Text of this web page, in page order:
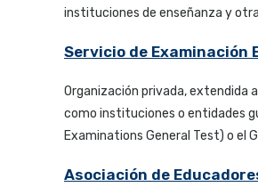
instituciones de enseñanza y
Servicio de Examinación
Organización privada, extendida
como instituciones o entidades
Examinations General Test) o el
Asociación de